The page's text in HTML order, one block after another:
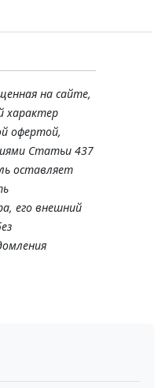
на сайте,
характер
офертой,
Статьи 437
оставляет
его внешний